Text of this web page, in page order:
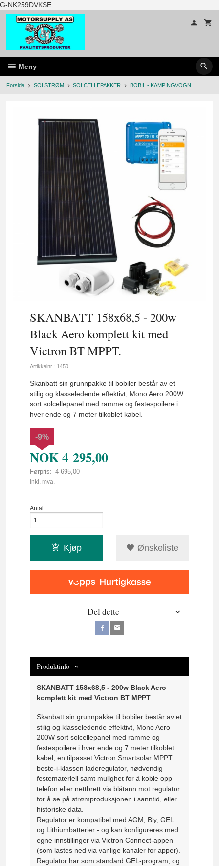
G-NK259DVKSEGå
til
innholdet
Meny
Forside SOLSTRØM SOLCELLEPAKKER BOBIL - KAMPINGVOGN
SKANBATT 158x68,5 - 200w
Black Aero komplett kit med
Victron BT MPPT.
Artikkelnr.: 1450
Skanbatt sin grunnpakke til bobiler består av et
stilig og klasseledende effektivt, Mono Aero 200W
sort solcellepanel med ramme og festespoilere i
hver ende og 7 meter tilkoblet kabel.
NOK4 295,00
Førpris: 4 695,00
Rabatt
-9%
inkl. mva.
Antall
Kjøp Ønskeliste
Del dette
Produktinfo
SKANBATT 158x68,5 - 200w Black Aero
komplett kit med Victron BT MPPT
Skanbatt sin grunnpakke til bobiler består av et
stilig og klasseledende effektivt, Mono Aero
200W sort solcellepanel med ramme og
festespoilere i hver ende og 7 meter tilkoblet
kabel, en tilpasset Victron Smartsolar MPPT
beste-i-klassen laderegulator, nødvendig
festemateriell samt mulighet for å koble opp
telefon eller nettbrett via blåtann mot regulator
for å se på strømproduksjonen i sanntid, eller
historiske data.
Regulator er kompatibel med AGM, Bly, GEL
og Lithiumbatterier - og kan konfigureres med
egne innstillinger via Victron Connect-appen
(som lastes ned via vanlige kanaler for apper).
Regulator har som standard GEL-program, og